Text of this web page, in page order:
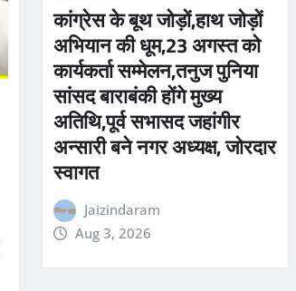
कांग्रेस के बूथ जोड़ों,हाथ जोड़ों
अभियान की धूम,23 अगस्त को
कार्यकर्ता सम्मेलन,तनुज पुनिया
सांसद बाराबंकी होंगे मुख्य
अतिथि,पूर्व सभासद जहांगीर
अन्सारी बने नगर अध्यक्ष, जोरदार
स्वागत
Jaizindaram
Aug 3, 2026